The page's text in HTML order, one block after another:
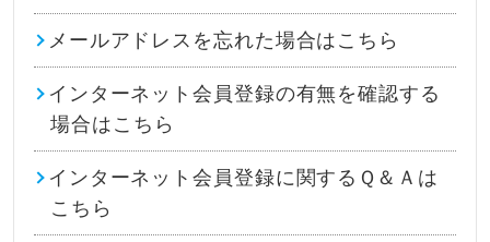
メールアドレスを忘れた場合はこちら
インターネット会員登録の有無を確認する
場合はこちら
インターネット会員登録に関するＱ＆Ａは
こちら